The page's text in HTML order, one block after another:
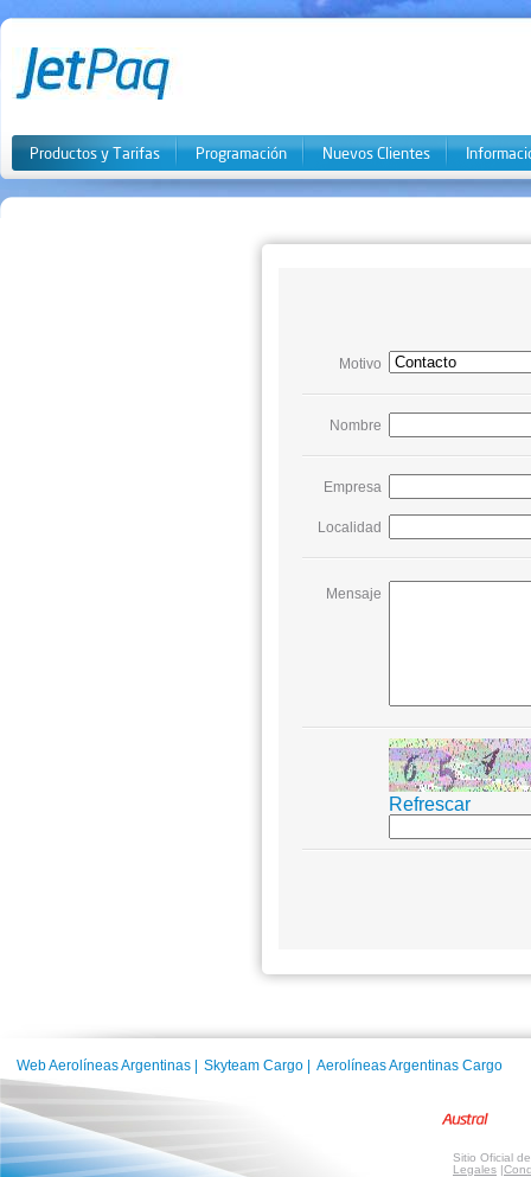
Productos y Tarifas Programación Nuevos Clientes
Motivo
Nombre
Empresa
Localidad
Mensaje
Refrescar
Web Aerolíneas Argentinas Skyteam Cargo Aerolíneas Argentinas Cargo
Sitio Oficial
Legales |